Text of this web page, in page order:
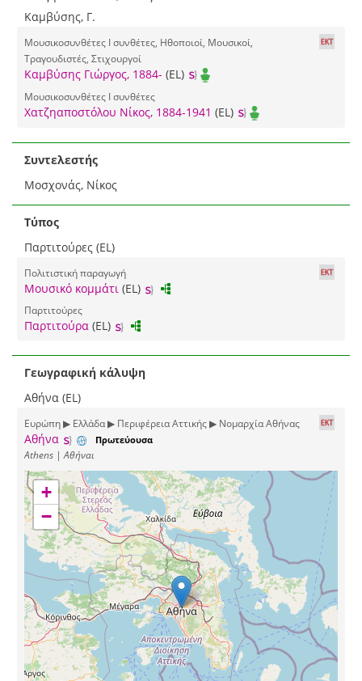
Καμβύσης, Γ.
Μουσικοσυνθέτες I συνθέτες, Ηθοποιοί, Μουσικοί,
Τραγουδιστές, Στιχουργοί
Καμβύσης Γιώργος, 1884- (EL)
Μουσικοσυνθέτες I συνθέτες
Χατζηαποστόλου Νίκος, 1884-1941 (EL)
Συντελεστής
Μοσχονάς, Νίκος
Τύπος
Παρτιτούρες (EL)
Πολιτιστική παραγωγή
Μουσικό κομμάτι (EL)
Παρτιτούρες
Παρτιτούρα (EL)
Γεωγραφική κάλυψη
Αθήνα (EL)
Ευρώπη ▶ Ελλάδα ▶ Περιφέρεια Αττικής ▶ Νομαρχία Αθήνας
Αθήνα Πρωτεύουσα
Athens | Αθήναι
+
−